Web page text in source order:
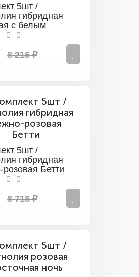
5шт /
гибридная
с белым
Генри
8 216 ₽
5шт /
гибридная
розовая Бетти
8 718 ₽